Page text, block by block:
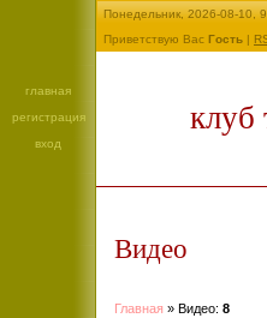
главная
регистрация
вход
Понедельник, 2026-08-10,
Приветствую Вас Гость |
клуб
Видео
Главная » Видео: 8